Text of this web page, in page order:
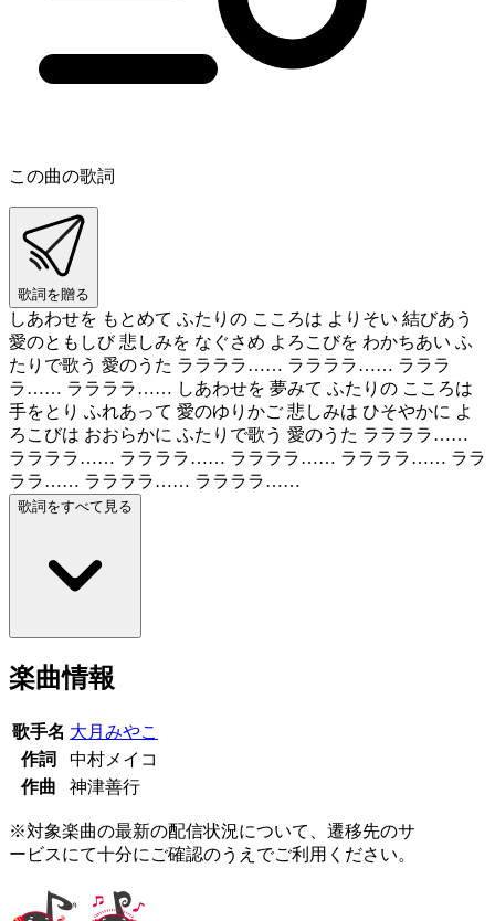
この曲の歌詞
歌詞を贈る
しあわせを もとめて ふたりの こころは よりそい 結びあう
愛のともしび 悲しみを なぐさめ よろこびを わかちあい ふ
たりで歌う 愛のうた ララララ…… ララララ…… ラララ
ラ…… ララララ…… しあわせを 夢みて ふたりの こころは
手をとり ふれあって 愛のゆりかご 悲しみは ひそやかに よ
ろこびは おおらかに ふたりで歌う 愛のうた ララララ……
ララララ…… ララララ…… ララララ…… ララララ…… ララ
ララ…… ララララ…… ララララ……
歌詞をすべて見る
楽曲情報
歌手名 大月みやこ
作詞
中村メイコ
作曲
神津善行
※対象楽曲の最新の配信状況について、遷移先のサ
ービスにて十分にご確認のうえでご利用ください。